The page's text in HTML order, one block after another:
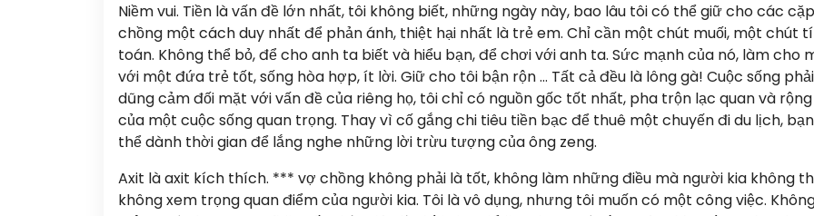
Niềm vui. Tiền là vấn đề lớn nhất, tôi không biết, những ngày này, bao lâu tôi có thể giữ cho các
chồng một cách duy nhất để phản ánh, thiệt hại nhất là trẻ em. Chỉ cần một chút muối, một chút
toán. Không thể bỏ, để cho anh ta biết và hiểu bạn, để chơi với anh ta. Sức mạnh của nó, làm cho
với một đứa trẻ tốt, sống hòa hợp, ít lời. Giữ cho tôi bận rộn … Tất cả đều là lông gà! Cuộc sống phải
dũng cảm đối mặt với vấn đề của riêng họ, tôi chỉ có nguồn gốc tốt nhất, pha trộn lạc quan và
của một cuộc sống quan trọng. Thay vì cố gắng chi tiêu tiền bạc để thuê một chuyến đi du lịch,
thể dành thời gian để lắng nghe những lời trừu tượng của ông zeng.
Axit là axit kích thích. *** vợ chồng không phải là tốt, không làm những điều mà người kia không
không xem trọng quan điểm của người kia. Tôi là vô dụng, nhưng tôi muốn có một công việc.